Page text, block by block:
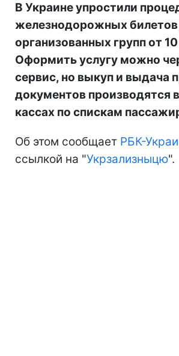
В Украине упростили
железнодорожных билетов
организованных групп от
Оформить услугу можно
сервис, но выкуп и выдача
документов производятся
кассах по спискам
Об этом сообщает РБК-
ссылкой на "Укрзализныцю".